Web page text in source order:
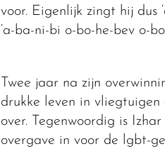
voor. Eigenlijk zingt hij dus
‘a-ba-ni-bi o-bo-he-bev o-
Twee jaar na zijn
drukke leven in
over. Tegenwoordig is
overgave in voor de lgbt-